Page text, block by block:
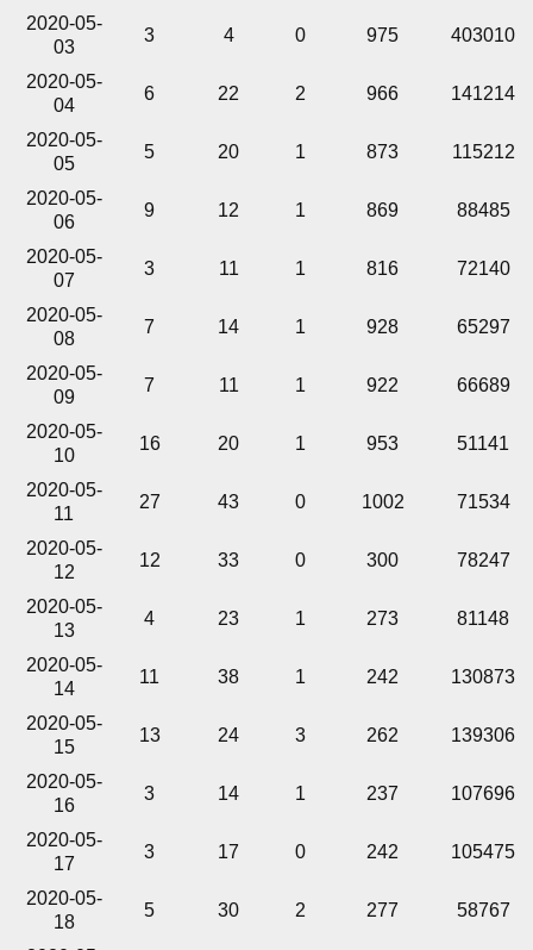
2020-05-
03
3 4 0 975 403010
2020-05-
04
6 22 2 966 141214
2020-05-
05
5 20 1 873 115212
2020-05-
06
9 12 1 869 88485
2020-05-
07
3 11 1 816 72140
2020-05-
08
7 14 1 928 65297
2020-05-
09
7 11 1 922 66689
2020-05-
10
16 20 1 953 51141
2020-05-
11
27 43 0 1002 71534
2020-05-
12
12 33 0 300 78247
2020-05-
13
4 23 1 273 81148
2020-05-
14
11 38 1 242 130873
2020-05-
15
13 24 3 262 139306
2020-05-
16
3 14 1 237 107696
2020-05-
17
3 17 0 242 105475
2020-05-
18
5 30 2 277 58767